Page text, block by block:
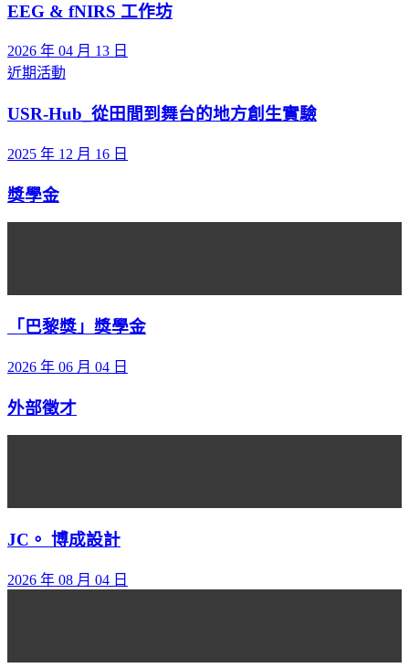
EEG & fNIRS 工作坊
2026 年 04 月 13 日
近期活動
USR-Hub_從田間到舞台的地方創生實驗
2025 年 12 月 16 日
獎學金
「巴黎獎」獎學金
2026 年 06 月 04 日
外部徵才
JC。 博成設計
2026 年 08 月 04 日